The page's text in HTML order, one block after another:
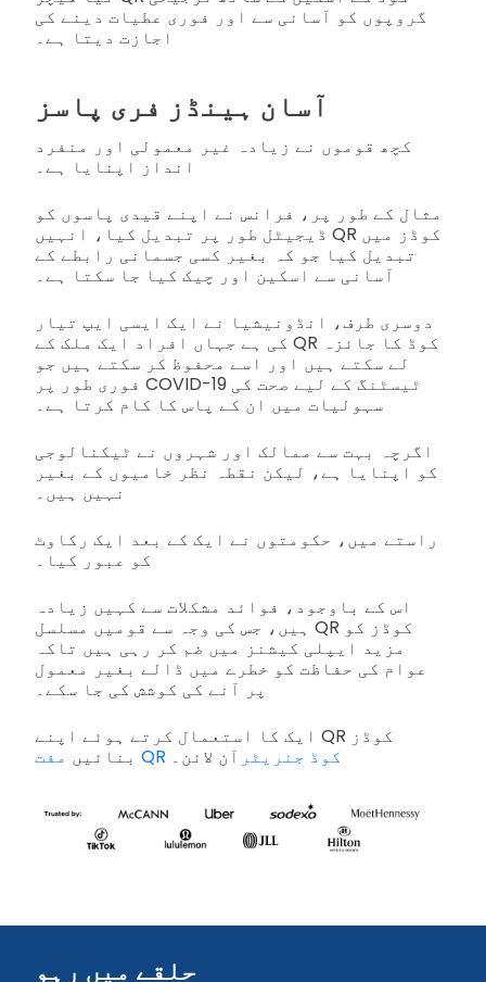
گروپوں کو آسانی سے اور فوری عطیات دینے کی
اجازت دیتا ہے۔
آسان ہینڈز فری پاسز
کچھ قوموں نے زیادہ غیر معمولی اور منفرد
انداز اپنایا ہے۔
مثال کے طور پر، فرانس نے اپنے قیدی پاسوں کو
ڈیجیٹل طور پر تبدیل کیا، انہیں QR کوڈز میں
تبدیل کیا جو کہ بغیر کسی جسمانی رابطے کے
آسانی سے اسکین اور چیک کیا جا سکتا ہے۔
دوسری طرف، انڈونیشیا نے ایک ایسی ایپ تیار
کی ہے جہاں افراد ایک ملک کے QR کوڈ کا جائزہ
لے سکتے ہیں اور اسے محفوظ کر سکتے ہیں جو
فوری طور پر COVID-19 ٹیسٹنگ کے لیے صحت کی
سہولیات میں ان کے پاس کا کام کرتا ہے۔
اگرچہ بہت سے ممالک اور شہروں نے ٹیکنالوجی
کو اپنایا ہے، لیکن نقطہ نظر خامیوں کے بغیر
نہیں ہیں۔
راستے میں، حکومتوں نے ایک کے بعد ایک رکاوٹ
اس کے باوجود، فوائد مشکلات سے کہیں زیادہ
ہیں، جس کی وجہ سے قومیں مسلسل QR کوڈز کو
مزید ایپلی کیشنز میں ضم کر رہی ہیں تاکہ
عوام کی حفاظت کو خطرے میں ڈالے بغیر معمول
پر آنے کی کوشش کی جا سکے۔
ایک کا استعمال کرتے ہوئے اپنے QR کوڈز
بنائیں
مفت QR کوڈ جنریٹر
حلقے میں رہو